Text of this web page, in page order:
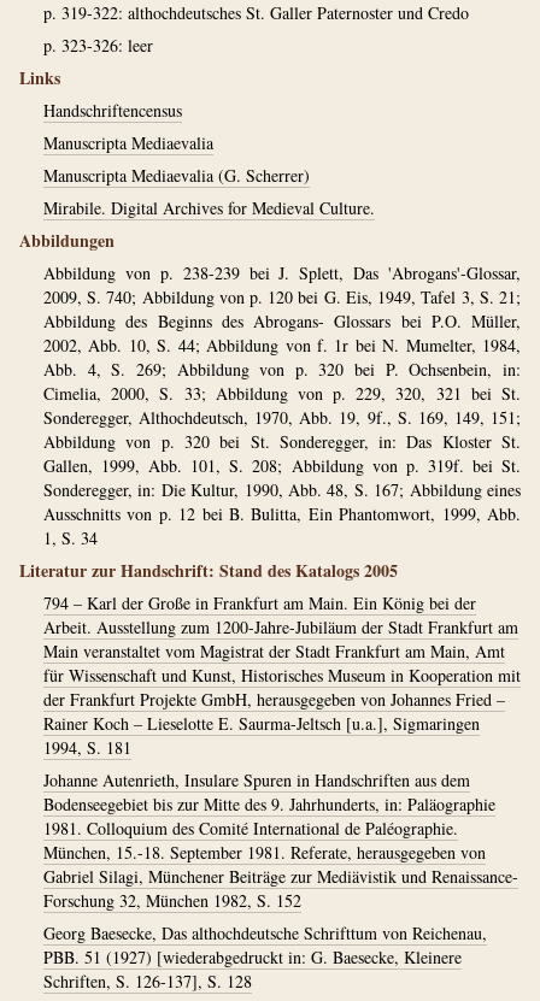
p. 319-322: althochdeutsches St. Galler Paternoster und Credo
p. 323-326: leer
Links
Handschriftencensus
Manuscripta Mediaevalia
Manuscripta Mediaevalia (G. Scherrer)
Mirabile. Digital Archives for Medieval Culture.
Abbildungen
Abbildung von p. 238-239 bei J. Splett, Das 'Abrogans'-Glossar,
2009, S. 740; Abbildung von p. 120 bei G. Eis, 1949, Tafel 3, S. 21;
Abbildung des Beginns des Abrogans- Glossars bei P.O. Müller,
2002, Abb. 10, S. 44; Abbildung von f. 1r bei N. Mumelter, 1984,
Abb. 4, S. 269; Abbildung von p. 320 bei P. Ochsenbein, in:
Cimelia, 2000, S. 33; Abbildung von p. 229, 320, 321 bei St.
Sonderegger, Althochdeutsch, 1970, Abb. 19, 9f., S. 169, 149, 151;
Abbildung von p. 320 bei St. Sonderegger, in: Das Kloster St.
Gallen, 1999, Abb. 101, S. 208; Abbildung von p. 319f. bei St.
Sonderegger, in: Die Kultur, 1990, Abb. 48, S. 167; Abbildung eines
Ausschnitts von p. 12 bei B. Bulitta, Ein Phantomwort, 1999, Abb.
1, S. 34
Literatur zur Handschrift: Stand des Katalogs 2005
794 – Karl der Große in Frankfurt am Main. Ein König bei der
Arbeit. Ausstellung zum 1200-Jahre-Jubiläum der Stadt Frankfurt am
Main veranstaltet vom Magistrat der Stadt Frankfurt am Main, Amt
für Wissenschaft und Kunst, Historisches Museum in Kooperation mit
der Frankfurt Projekte GmbH, herausgegeben von Johannes Fried –
Rainer Koch – Lieselotte E. Saurma-Jeltsch [u.a.], Sigmaringen
1994, S. 181
Johanne Autenrieth, Insulare Spuren in Handschriften aus dem
Bodenseegebiet bis zur Mitte des 9. Jahrhunderts, in: Paläographie
1981. Colloquium des Comité International de Paléographie.
München, 15.-18. September 1981. Referate, herausgegeben von
Gabriel Silagi, Münchener Beiträge zur Mediävistik und Renaissance-
Forschung 32, München 1982, S. 152
Georg Baesecke, Das althochdeutsche Schrifttum von Reichenau,
PBB. 51 (1927) [wiederabgedruckt in: G. Baesecke, Kleinere
Schriften, S. 126-137], S. 128